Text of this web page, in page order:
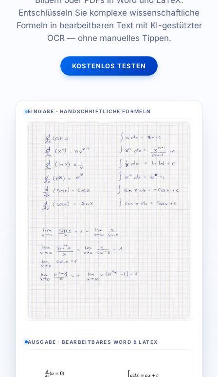
Entschlüsseln Sie komplexe wissenschaftliche
Formeln in bearbeitbaren Text mit KI-gestützter
OCR — ohne manuelles Tippen.
KOSTENLOS TESTEN
EINGABE · HANDSCHRIFTLICHE FORMELN
AUSGABE · BEARBEITBARES WORD & LATEX